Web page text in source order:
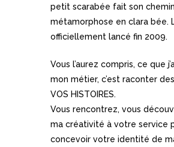
petit scarabée fait son
métamorphose en clara bée.
officiellement lancé fin 2009.
Vous l’aurez compris, ce que
mon métier, c’est raconter
VOS HISTOIRES.
Vous rencontrez, vous
ma créativité à votre service
concevoir votre identité de